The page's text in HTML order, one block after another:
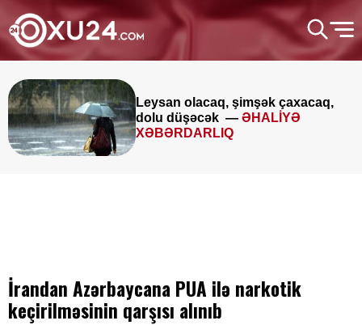
Leysan olacaq, şimşək çaxacaq,
dolu düşəcək — ƏHALİYƏ
XƏBƏRDARLIQ
İrandan Azərbaycana PUA ilə narkotik
keçirilməsinin qarşısı alınıb